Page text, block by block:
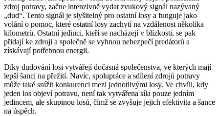
zdroj potravy, začne intenzivně vydat zvukový signál nazývaný
„dud“. Tento signál je slyšitelný pro ostatní losy a funguje jako
volání o pomoc, které ostatní losy zachytí na vzdálenost několika
kilometrů. Ostatní jedinci, kteří se nacházejí v blízkosti, se pak
přidají ke zdroji a společně se vyhnou nebezpečí predátorů a
získávají potřebnou energii.
Díky dudování losi vytvářejí dočasná společenstva, ve kterých mají
lepší šanci na přežití. Navíc, spolupráce a sdílení zdrojů potravy
může také snížit konkurenci mezi jednotlivými losy. Ve chvíli, kdy
jeden los objeví potravu, není tak vytvářena síla pouze jedním
jedincem, ale skupinou losů, čímž se zvyšuje jejich efektivita a šance
na úspěch.